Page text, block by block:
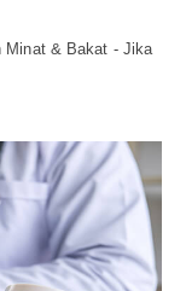
Minat & Bakat - Jika